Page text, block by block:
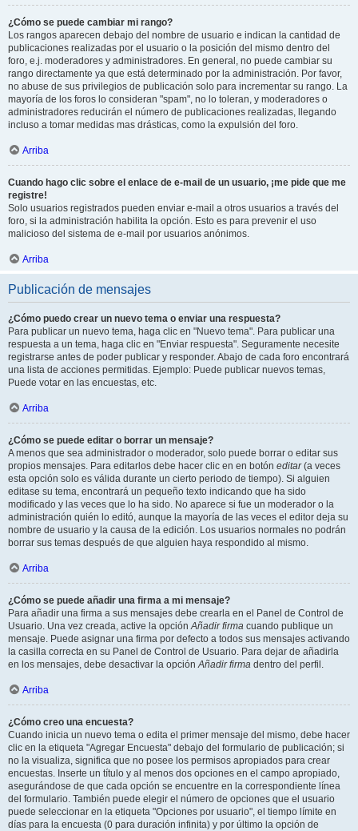
¿Cómo se puede cambiar mi rango?
Los rangos aparecen debajo del nombre de usuario e indican la cantidad de
publicaciones realizadas por el usuario o la posición del mismo dentro del
foro, e.j. moderadores y administradores. En general, no puede cambiar su
rango directamente ya que está determinado por la administración. Por favor,
no abuse de sus privilegios de publicación solo para incrementar su rango. La
mayoría de los foros lo consideran "spam", no lo toleran, y moderadores o
administradores reducirán el número de publicaciones realizadas, llegando
incluso a tomar medidas mas drásticas, como la expulsión del foro.
Arriba
Cuando hago clic sobre el enlace de e-mail de un usuario, ¡me pide que me
registre!
Solo usuarios registrados pueden enviar e-mail a otros usuarios a través del
foro, si la administración habilita la opción. Esto es para prevenir el uso
malicioso del sistema de e-mail por usuarios anónimos.
Arriba
Publicación de mensajes
¿Cómo puedo crear un nuevo tema o enviar una respuesta?
Para publicar un nuevo tema, haga clic en "Nuevo tema". Para publicar una
respuesta a un tema, haga clic en "Enviar respuesta". Seguramente necesite
registrarse antes de poder publicar y responder. Abajo de cada foro encontrará
una lista de acciones permitidas. Ejemplo: Puede publicar nuevos temas,
Puede votar en las encuestas, etc.
Arriba
¿Cómo se puede editar o borrar un mensaje?
A menos que sea administrador o moderador, solo puede borrar o editar sus
propios mensajes. Para editarlos debe hacer clic en en botón editar(a veces
esta opción solo es válida durante un cierto periodo de tiempo). Si alguien
editase su tema, encontrará un pequeño texto indicando que ha sido
modificado y las veces que lo ha sido. No aparece si fue un moderador o la
administración quién lo editó, aunque la mayoría de las veces el editor deja su
nombre de usuario y la causa de la edición. Los usuarios normales no podrán
borrar sus temas después de que alguien haya respondido al mismo.
Arriba
¿Cómo se puede añadir una firma a mi mensaje?
Para añadir una firma a sus mensajes debe crearla en el Panel de Control de
Usuario. Una vez creada, active la opciónAñadir firma cuando publique un
mensaje. Puede asignar una firma por defecto a todos sus mensajes activando
la casilla correcta en su Panel de Control de Usuario. Para dejar de añadirla
en los mensajes, debe desactivar la opciónAñadir firma dentro del perfil.
Arriba
¿Cómo creo una encuesta?
Cuando inicia un nuevo tema o edita el primer mensaje del mismo, debe hacer
clic en la etiqueta "Agregar Encuesta" debajo del formulario de publicación; si
no la visualiza, significa que no posee los permisos apropiados para crear
encuestas. Inserte un título y al menos dos opciones en el campo apropiado,
asegurándose de que cada opción se encuentre en la correspondiente línea
del formulario. También puede elegir el número de opciones que el usuario
puede seleccionar en la etiqueta "Opciones por usuario", el tiempo límite en
días para la encuesta (0 para duración infinita) y por último la opción de